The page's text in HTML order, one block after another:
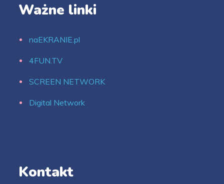
Ważne linki
naEKRANIE.pl
4FUN.TV
SCREEN NETWORK
Digital Network
Kontakt